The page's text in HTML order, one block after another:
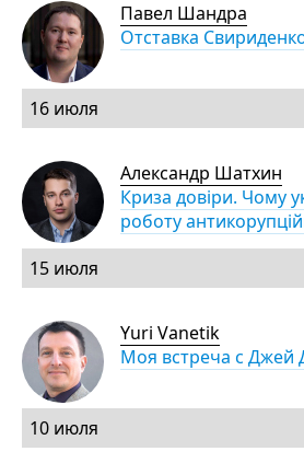
Павел Шандра
Отставка
16 июля
Александр Шатхин
Криза довіри. Чому
роботу
15 июля
Yuri Vanetik
Моя встреча с Джей
10 июля